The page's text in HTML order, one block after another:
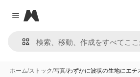
Close menu
Magnific
ホーム/ストック/写真/わずかに波状の生地にエチ